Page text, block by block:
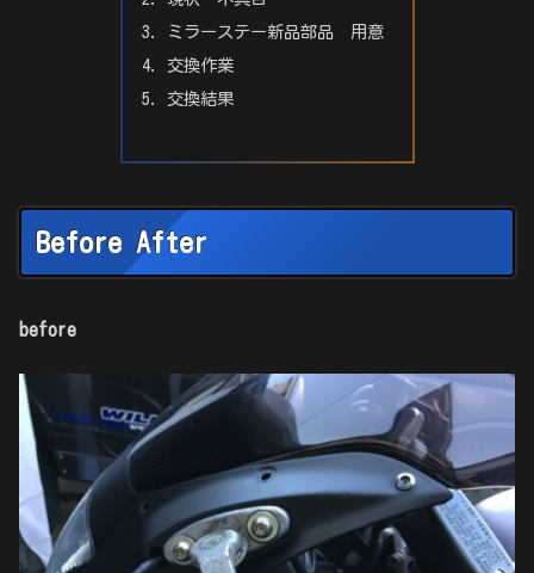
ミラーステー新品部品 用意
交換作業
交換結果
Before After
before